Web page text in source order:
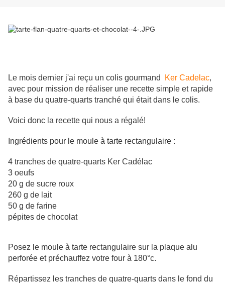
Le mois dernier j'ai reçu un colis gourmand Ker Cadelac,
avec pour mission de réaliser une recette simple et rapide
à base du quatre-quarts tranché qui était dans le colis.
Voici donc la recette qui nous a régalé!
Ingrédients pour le moule à tarte rectangulaire :
4 tranches de quatre-quarts Ker Cadélac
3 oeufs
20 g de sucre roux
260 g de lait
50 g de farine
pépites de chocolat
Posez le moule à tarte rectangulaire sur la plaque alu
perforée et préchauffez votre four à 180°c.
Répartissez les tranches de quatre-quarts dans le fond du